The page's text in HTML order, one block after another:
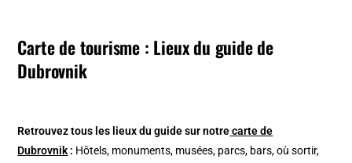
Carte de tourisme : Lieux du guide de
Dubrovnik
Retrouvez tous les lieux du guide sur notrecarte de
Dubrovnik : Hôtels, monuments, musées, parcs, bars, où sortir,